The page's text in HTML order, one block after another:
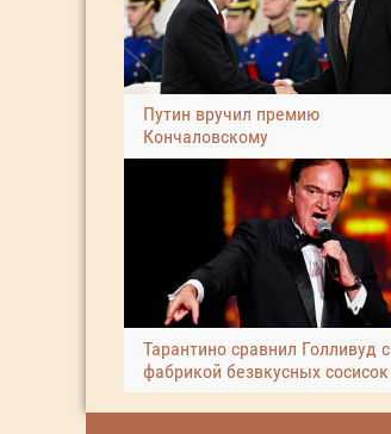
Путин вручил премию
Кончаловскому
Тарантино сравнил Голливуд с
фабрикой безвкусных сосисок